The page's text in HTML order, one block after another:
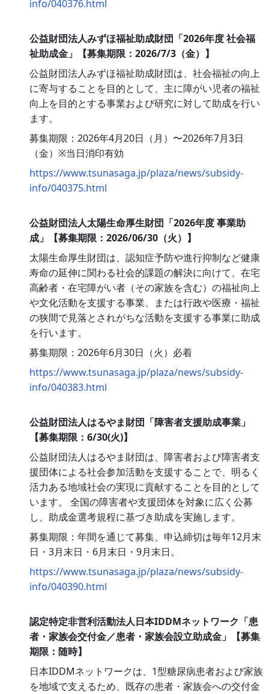
info/040376.html
公益財団法人みずほ福祉助成財団「2026年度 社会福
祉助成金」【募集期限：2026/7/3（金）】
公益財団法人みずほ福祉助成財団は、社会福祉の向上
に寄与することを目的として、主に障がい児者の福祉
向上を目的とする事業および研究に対して助成を行い
ます。
募集期限：2026年4月20日（月）〜2026年7月3日
（金）※当日消印有効
https://www.tsunasaga.jp/plaza/news/subsidy-
info/040375.html
公益財団法人太陽生命厚生財団「2026年度 事業助
成」【募集期限：2026/06/30（火）】
太陽生命厚生財団は、認知症予防や進行抑制など健康
寿命の延伸に関わる社会的課題の解決に向けて、在宅
高齢者・在宅障がい者（その家族を含む）の福祉向上
や文化活動を支援する事業、または行政や医療・福祉
の狭間で見落とされがちな活動を支援する事業に助成
を行います。
募集期限：2026年6月30日（火）必着
https://www.tsunasaga.jp/plaza/news/subsidy-
info/040383.html
公益財団法人はるやま財団「障害者支援助成事業」
【募集期限：6/30(火)】
公益財団法人はるやま財団は、障害者および障害者支
援団体による社会参加活動を支援することで、明るく
活力ある地域社会の実現に貢献することを目的として
います。 全国の障害者や支援団体を対象に広く公募
し、助成金選考規程に基づき助成を実施します。
募集期限：年間を通じて募集、申込締切は毎年12月末
日・3月末日・6月末日・9月末日。
https://www.tsunasaga.jp/plaza/news/subsidy-
info/040390.html
認定特定非営利活動法人日本IDDMネットワーク「患
者・家族会交付金／患者・家族会設立助成金」【募集
期限：随時】
日本IDDMネットワークは、1型糖尿病患者および家族
を地域で支えるため、既存の患者・家族会への交付金